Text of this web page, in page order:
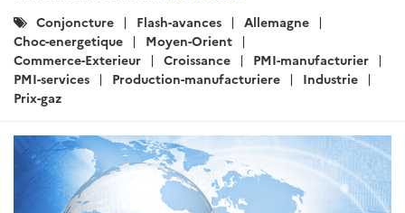
Catégories
:
Conjoncture Flash-avances
Allemagne
Choc-energetique
Moyen-Orient
Commerce-Exterieur
Croissance
PMI-manufacturier
PMI-services
Production-manufacturiere
Industrie
Prix-gaz